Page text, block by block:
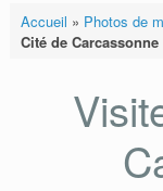
Accueil » Photos de
Cité de Carcassonne